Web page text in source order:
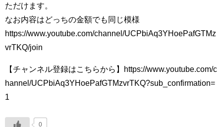
ただけます。
なお内容はどっちの金額でも同じ模様
https://www.youtube.com/channel/UCPbiAq3YHoePafGTMz
vrTKQ/join
【チャンネル登録はこちらから】https://www.youtube.com/c
hannel/UCPbiAq3YHoePafGTMzvrTKQ?sub_confirmation=
1
0